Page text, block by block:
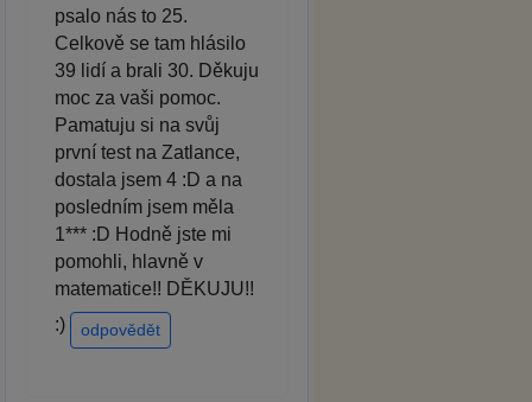
psalo nás to 25.
Celkově se tam hlásilo
39 lidí a brali 30. Děkuju
moc za vaši pomoc.
Pamatuju si na svůj
první test na Zatlance,
dostala jsem 4 :D a na
posledním jsem měla
1*** :D Hodně jste mi
pomohli, hlavně v
matematice!! DĚKUJU!!
:)
odpovědět